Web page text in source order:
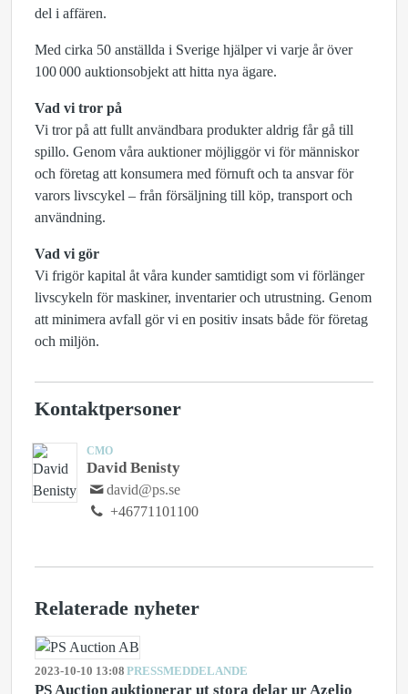
del i affären.
Med cirka 50 anställda i Sverige hjälper vi varje år över
100 000 auktionsobjekt att hitta nya ägare.
Vad vi tror på
Vi tror på att fullt användbara produkter aldrig får gå till
spillo. Genom våra auktioner möjliggör vi för människor
och företag att konsumera med förnuft och ta ansvar för
varors livscykel – från försäljning till köp, transport och
användning.
Vad vi gör
Vi frigör kapital åt våra kunder samtidigt som vi förlänger
livscykeln för maskiner, inventarier och utrustning. Genom
att minimera avfall gör vi en positiv insats både för företag
och miljön.
Kontaktpersoner
CMO
David Benisty
david@ps.se
+46771101100
Relaterade nyheter
2023-10-10 13:08 PRESSMEDDELANDE
PS Auction auktionerar ut stora delar ur Azelio